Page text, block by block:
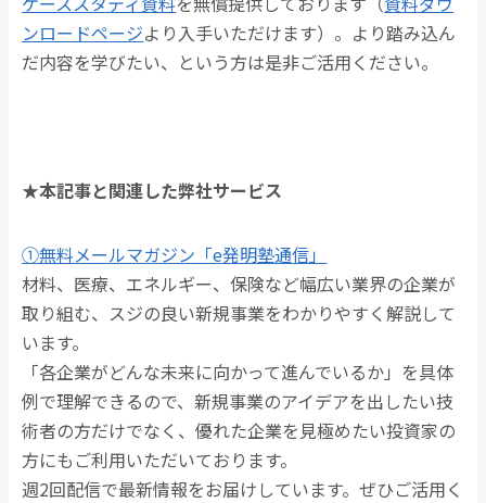
ンロードページより入手いただけます） 。より踏み込ん
だ内容を学びたい、という方は是非ご活用ください。
★本記事と関連した弊社サービス
①無料メールマガジン「e発明塾通信」
材料、医療、エネルギー、保険など幅広い業界の企業が
取り組む、スジの良い新規事業をわかりやすく解説して
います。
「各企業がどんな未来に向かって進んでいるか」を具体
例で理解できるので、新規事業のアイデアを出したい技
術者の方だけでなく、優れた企業を見極めたい投資家の
方にもご利用いただいております。
週2回配信で最新情報をお届けしています。ぜひご活用く